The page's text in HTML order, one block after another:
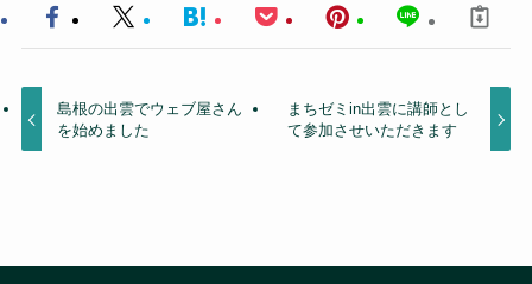
島根の出雲でウェブ屋さん
を始めました
まちゼミin出雲に講師とし
て参加させいただきます